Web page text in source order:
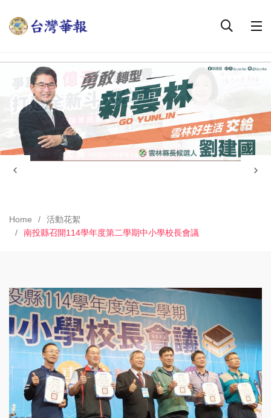
Home
活動花絮
南投縣召開114學年度第二學期中小學校長會議